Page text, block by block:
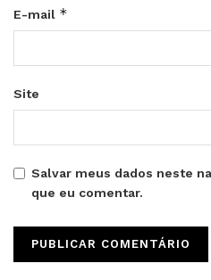
E-mail *
Site
Salvar meus dados neste
que eu comentar.